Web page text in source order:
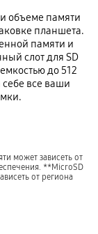
объеме памяти
планшета.
памяти и
слот для SD
до 512
себе все ваши
может зависеть от
**MicroSD
от региона